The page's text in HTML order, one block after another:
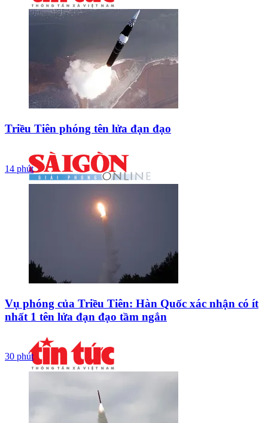
Triều Tiên phóng tên lửa đạn đạo
14 phút
Vụ phóng của Triều Tiên: Hàn Quốc xác nhận có ít
nhất 1 tên lửa đạn đạo tầm ngắn
30 phút